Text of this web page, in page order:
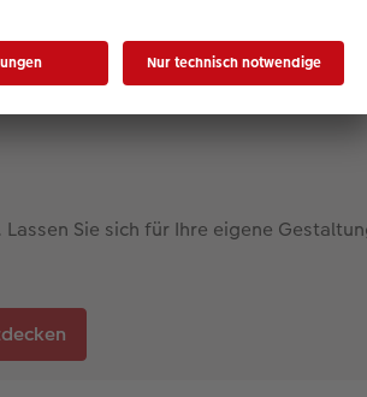
Sie sich für Ihre eigene